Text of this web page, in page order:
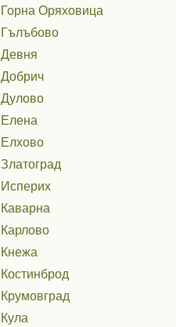
Горна Оряховица
Гълъбово
Девня
Добрич
Дулово
Елена
Елхово
Златоград
Исперих
Каварна
Карлово
Кнежа
Костинброд
Крумовград
Кула